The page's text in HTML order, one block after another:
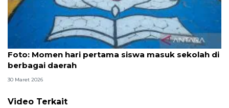
Foto: Momen hari pertama siswa masuk sekolah di
berbagai daerah
30 Maret 2026
Video Terkait